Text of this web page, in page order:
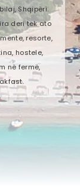
Shqipëri.
deri tek ato
resorte,
hostele,
në fermë,